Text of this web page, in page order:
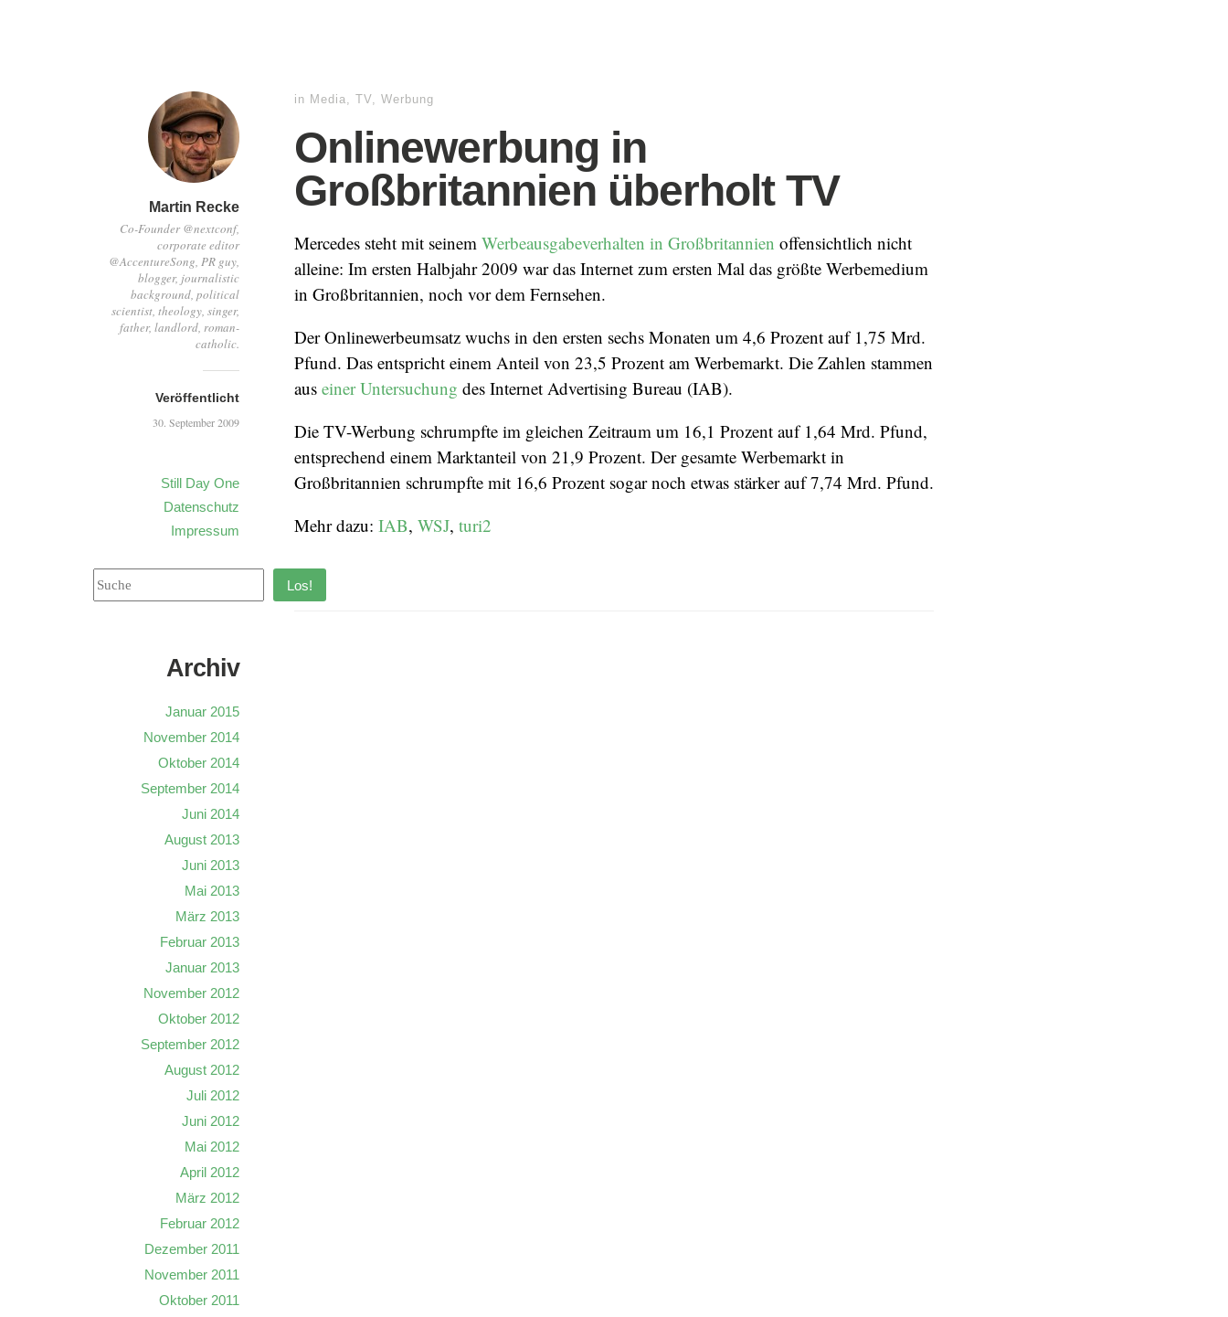
Martin Recke
Co-Founder @nextconf,
corporate editor
@AccentureSong, PR guy,
blogger, journalistic
background, political
scientist, theology, singer,
father, landlord, roman-
catholic.
Veröffentlicht
30. September 2009
Still Day One
Datenschutz
Impressum
in Media, TV, Werbung
Onlinewerbung in
Großbritannien überholt TV
Mercedes steht mit seinem Werbeausgabeverhalten in Großbritannien offensichtlich nicht
alleine: Im ersten Halbjahr 2009 war das Internet zum ersten Mal das größte Werbemedium
in Großbritannien, noch vor dem Fernsehen.
Der Onlinewerbeumsatz wuchs in den ersten sechs Monaten um 4,6 Prozent auf 1,75 Mrd.
Pfund. Das entspricht einem Anteil von 23,5 Prozent am Werbemarkt. Die Zahlen stammen
aus einer Untersuchung des Internet Advertising Bureau (IAB).
Die TV-Werbung schrumpfte im gleichen Zeitraum um 16,1 Prozent auf 1,64 Mrd. Pfund,
entsprechend einem Marktanteil von 21,9 Prozent. Der gesamte Werbemarkt in
Großbritannien schrumpfte mit 16,6 Prozent sogar noch etwas stärker auf 7,74 Mrd. Pfund.
Mehr dazu: IAB, WSJ, turi2
Los!
Archiv
Januar 2015
November 2014
Oktober 2014
September 2014
Juni 2014
August 2013
Juni 2013
Mai 2013
März 2013
Februar 2013
Januar 2013
November 2012
Oktober 2012
September 2012
August 2012
Juli 2012
Juni 2012
Mai 2012
April 2012
März 2012
Februar 2012
Dezember 2011
November 2011
Oktober 2011